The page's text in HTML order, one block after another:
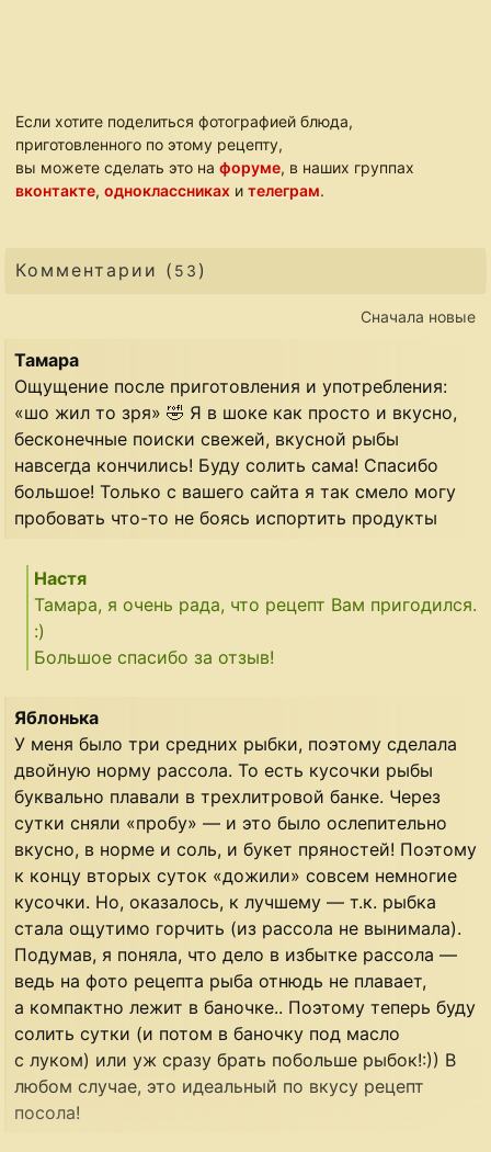
Если хотите поделиться фотографией блюда,
приготовленного по этому рецепту,
вы можете сделать это нафоруме, в наших группах
вконтакте,одноклассниках ителеграм.
Комментарии ( 53 )
Сначала новые
Тамара
Ощущение после приготовления и употребления:
«шо жил то зря» 🤣 Я в шоке как просто и вкусно,
бесконечные поиски свежей, вкусной рыбы
навсегда кончились! Буду солить сама! Спасибо
большое! Только с вашего сайта я так смело могу
пробовать что-то не боясь испортить продукты
Настя
Тамара, я очень рада, что рецепт Вам пригодился.
:)
Большое спасибо за отзыв!
Яблонька
У меня было три средних рыбки, поэтому сделала
двойную норму рассола. То есть кусочки рыбы
буквально плавали в трехлитровой банке. Через
сутки сняли «пробу» — и это было ослепительно
вкусно, в норме и соль, и букет пряностей! Поэтому
к концу вторых суток «дожили» совсем немногие
кусочки. Но, оказалось, к лучшему — т.к. рыбка
стала ощутимо горчить (из рассола не вынимала).
Подумав, я поняла, что дело в избытке рассола —
ведь на фото рецепта рыба отнюдь не плавает,
а компактно лежит в баночке.. Поэтому теперь буду
солить сутки (и потом в баночку под масло
с луком) или уж сразу брать побольше рыбок!:)) В
любом случае, это идеальный по вкусу рецепт
посола!